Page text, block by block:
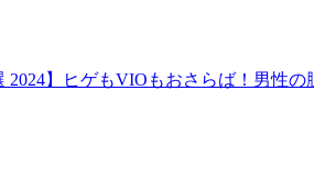
2024】ヒゲもVIOもおさらば！男性